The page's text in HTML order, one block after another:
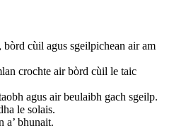
cùil agus sgeilpichean air am
crochte air bòrd cùil le taic
agus air beulaibh gach sgeilp.
le solais.
a’ bhunait.